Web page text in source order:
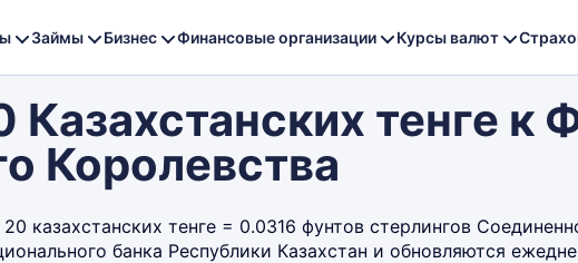
Займы Бизнес Финансовые организации Курсы валют
Казахстанских тенге к
Королевства
казахстанских тенге = 0.0316 фунтов стерлингов
банка Республики Казахстан и обновляются